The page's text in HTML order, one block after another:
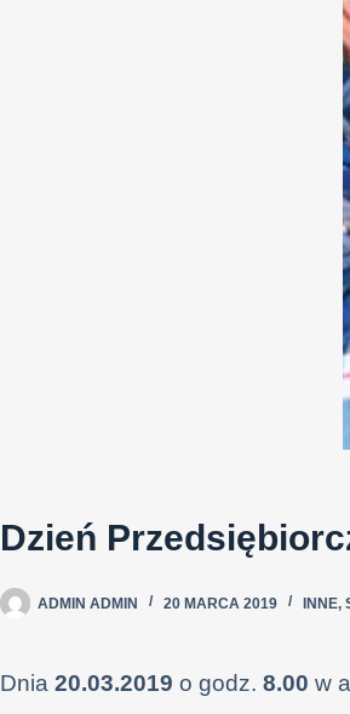
Dzień
ADMIN ADMIN 20 MARCA 2019 INNE,
Dnia 20.03.2019 o godz. 8.00 w